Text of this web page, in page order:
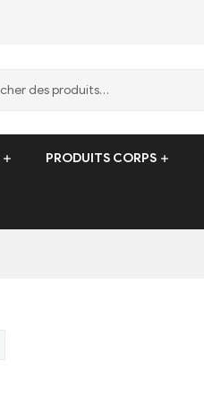
PRODUITS CORPS